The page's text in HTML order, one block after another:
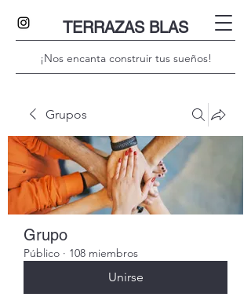
TERRAZAS BLAS
¡Nos encanta construir tus sueños!
Grupos
Grupo
Público · 108 miembros
Unirse